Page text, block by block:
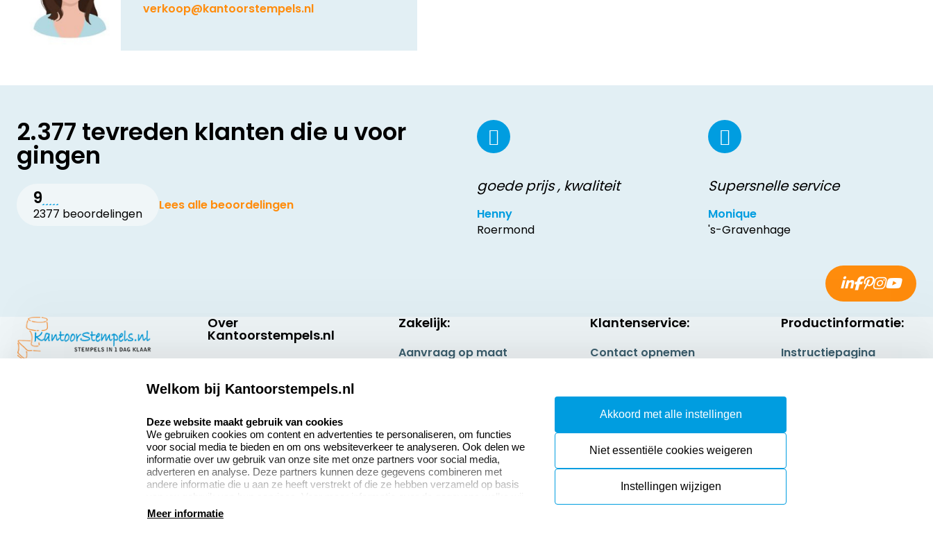
verkoop@kantoorstempels.nl
2.377 tevreden klanten die u voor
gingen
9
2377 beoordelingen
Lees alle beoordelingen
goede prijs , kwaliteit
Henny
Roermond
Supersnelle service
Monique
's-Gravenhage
Over
Kantoorstempels.nl
Bedrijfsgegevens
Extra informatie
Onze vacatures
Zakelijk:
Aanvraag op maat
Sale
Klantenservice:
Contact opnemen
Herroepingsrecht
Productinformatie:
Instructiepagina
Safety Sheets
Sitemap
Welkom bij Kantoorstempels.nl
Deze website maakt gebruik van cookies
We gebruiken cookies om content en advertenties te personaliseren, om functies
voor social media te bieden en om ons websiteverkeer te analyseren. Ook delen we
informatie over uw gebruik van onze site met onze partners voor social media,
adverteren en analyse. Deze partners kunnen deze gegevens combineren met
andere informatie die u aan ze heeft verstrekt of die ze hebben verzameld op basis
verzamelen verwijzen wij u graag door naar ons privacy statement.
Meer informatie
Akkoord met alle instellingen
Niet essentiële cookies weigeren
Instellingen wijzigen